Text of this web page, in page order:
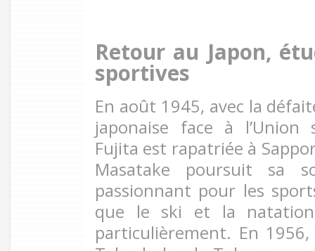
Retour au Japon,
sportives
En août 1945, avec la
japonaise face à l’Union
Fujita est rapatriée à
Masatake poursuit sa
passionnant pour les
que le ski et la
particulièrement. En